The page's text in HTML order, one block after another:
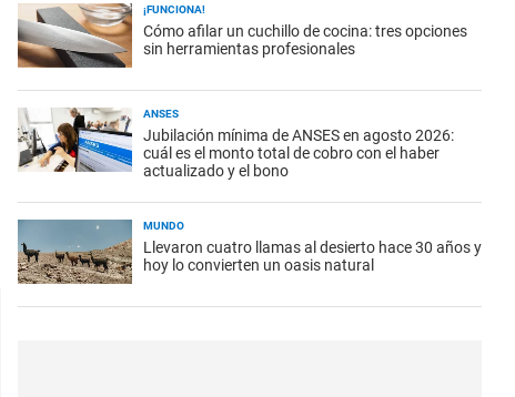
¡FUNCIONA!
Cómo afilar un cuchillo de cocina: tres opciones
sin herramientas profesionales
ANSES
Jubilación mínima de ANSES en agosto 2026:
cuál es el monto total de cobro con el haber
actualizado y el bono
MUNDO
Llevaron cuatro llamas al desierto hace 30 años y
hoy lo convierten un oasis natural